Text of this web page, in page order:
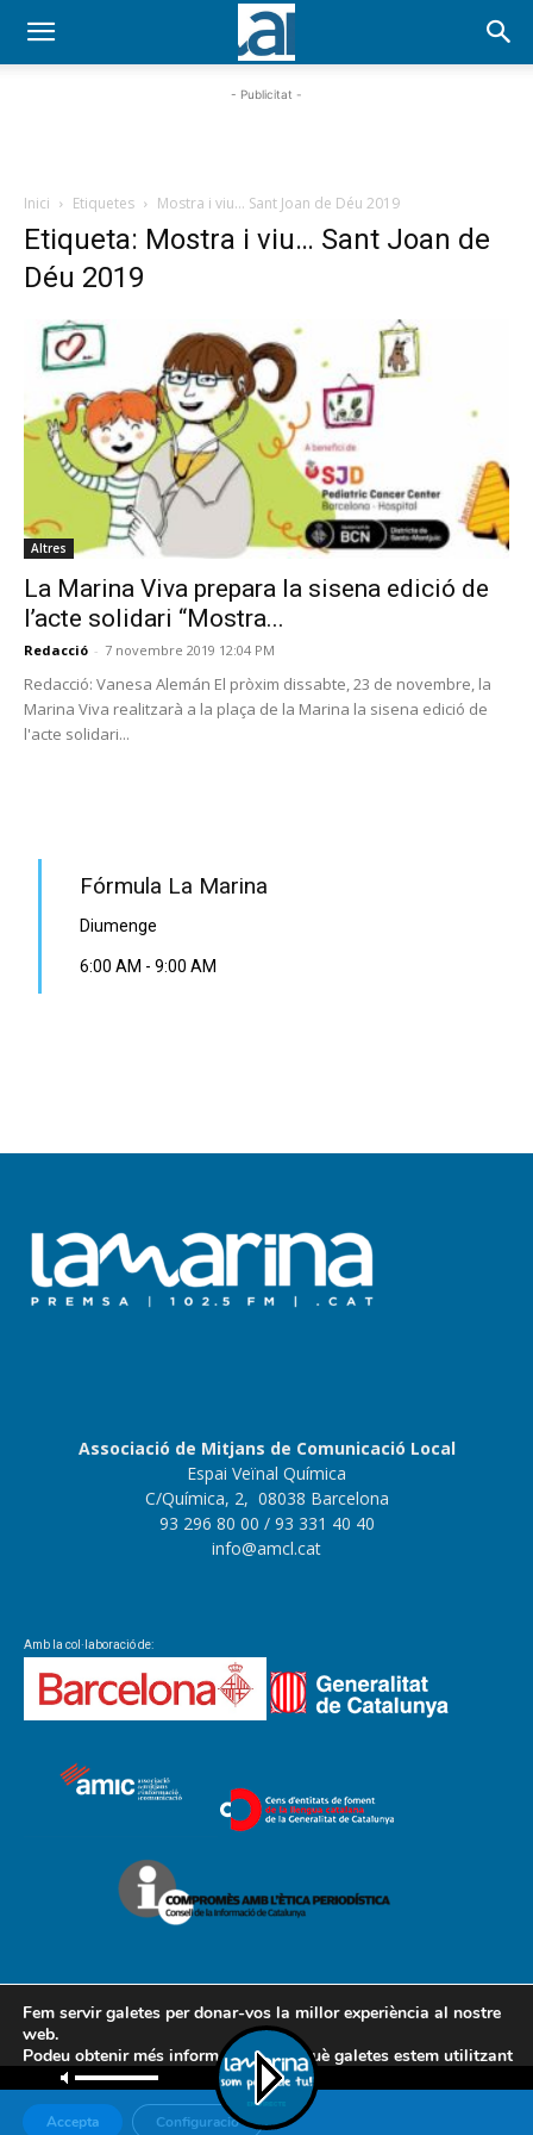
- Publicitat -
Inici Etiquetes Mostra i viu… Sant Joan de Déu 2019
Etiqueta: Mostra i viu… Sant Joan de
Déu 2019
Altres
La Marina Viva prepara la sisena edició de
l’acte solidari “Mostra...
Redacció - 7 novembre 2019 12:04 PM
Redacció: Vanesa Alemán El pròxim dissabte, 23 de novembre, la
Marina Viva realitzarà a la plaça de la Marina la sisena edició de
l'acte solidari...
Fórmula La Marina
Diumenge
6:00 AM - 9:00 AM
Associació de Mitjans de Comunicació Local
Espai Veïnal Química
C/Química, 2, 08038 Barcelona
93 296 80 00 / 93 331 40 40
info@amcl.cat
Amb la col·laboració de:
Contacte Avís legal Política de cookies
Política de privacitat
AMCL
Fem servir galetes per donar-vos la millor experiència al nostre
web.
Podeu obtenir més informació sobre què galetes estem utilitzant
o desactivar-les a la
configuració.
Accepta Configuració